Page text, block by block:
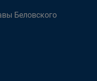
Беловского